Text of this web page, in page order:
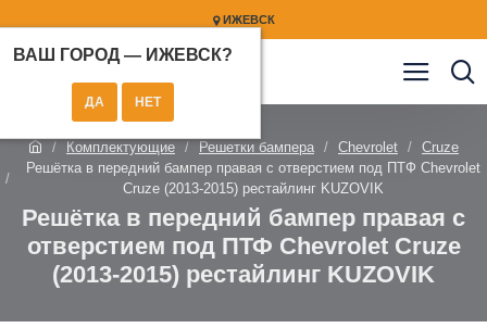
ИЖЕВСК
ВАШ ГОРОД — ИЖЕВСК?
Комплектующие Решетки бампера Chevrolet
Cruze
Решётка в передний бампер правая с отверстием под ПТФ Chevrolet
Cruze (2013-2015) рестайлинг KUZOVIK
Решётка в передний бампер правая с
отверстием под ПТФ Chevrolet Cruze
(2013-2015) рестайлинг KUZOVIK